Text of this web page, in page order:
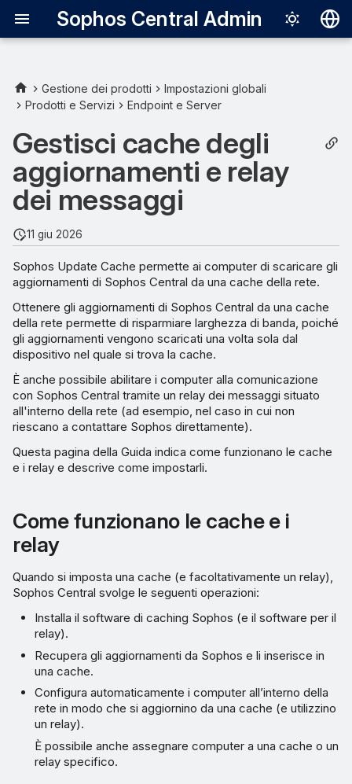
Sophos Central Admin
Italiano
中文（繁體）
Come funzionano le cache e
Computer sui quali è
possibile configurare cache
e relay
Computer che possono
utilizzare cache e relay
cache/un relay
Assegnazione di computer a
una cache/un relay
Visualizzazione dei
computer che possono
utilizzare cache e relay
Rimozione di una cache/un
Gestione dei prodotti
Impostazioni globali
Prodotti e Servizi
Endpoint e Server
Gestisci cache degli
aggiornamenti e relay
dei messaggi
11 giu 2026
Sophos Update Cache permette ai computer di scaricare gli
aggiornamenti di Sophos Central da una cache della rete.
Ottenere gli aggiornamenti di Sophos Central da una cache
della rete permette di risparmiare larghezza di banda, poiché
gli aggiornamenti vengono scaricati una volta sola dal
dispositivo nel quale si trova la cache.
È anche possibile abilitare i computer alla comunicazione
con Sophos Central tramite un relay dei messaggi situato
all'interno della rete (ad esempio, nel caso in cui non
riescano a contattare Sophos direttamente).
Questa pagina della Guida indica come funzionano le cache
e i relay e descrive come impostarli.
Come funzionano le cache e i
relay
Quando si imposta una cache (e facoltativamente un relay),
Sophos Central svolge le seguenti operazioni:
Installa il software di caching Sophos (e il software per il
relay).
Recupera gli aggiornamenti da Sophos e li inserisce in
una cache.
Configura automaticamente i computer all’interno della
rete in modo che si aggiornino da una cache (e utilizzino
un relay).
È possibile anche assegnare computer a una cache o un
relay specifico.